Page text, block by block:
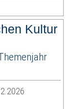
Kultur